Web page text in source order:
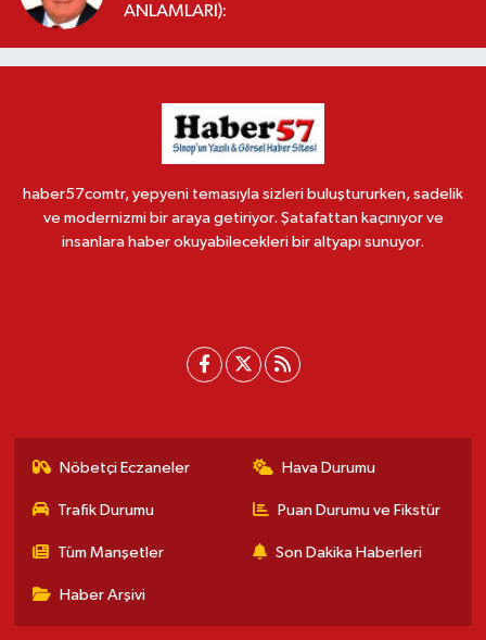
ANLAMLARI):
haber57comtr, yepyeni temasıyla sizleri buluştururken, sadelik
ve modernizmi bir araya getiriyor. Şatafattan kaçınıyor ve
insanlara haber okuyabilecekleri bir altyapı sunuyor.
Nöbetçi Eczaneler Hava Durumu
Trafik Durumu Puan Durumu ve Fikstür
Tüm Manşetler Son Dakika Haberleri
Haber Arşivi